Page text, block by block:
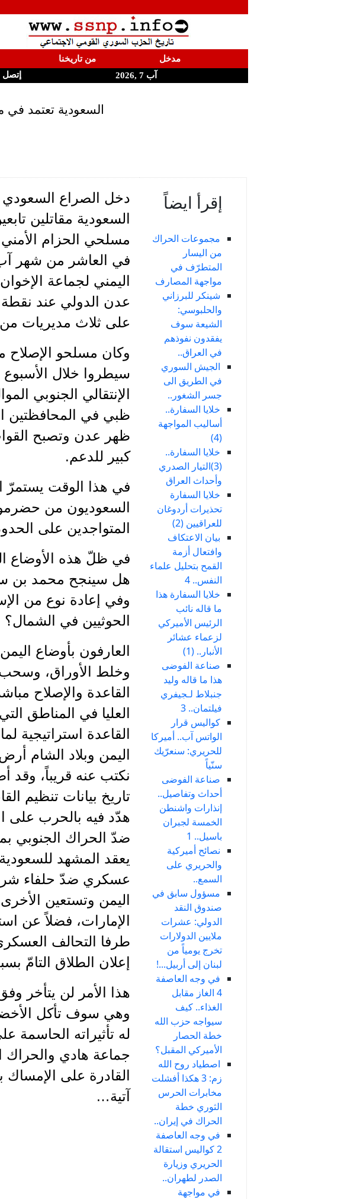
مدخل من تاريخنا
آب 7 ,2026
إتصل
السعودية تعتمد
إقرأ ايضاً
مجموعات الحراك
من اليسار
المتطرّف في
مواجهة المصارف
شينكر للبرزاني
والحلبوسي:
الشيعة سوف
يفقدون نفوذهم
في العراق..
الجيش السوري
في الطريق الى
جسر الشغور..
خلايا السفارة..
أساليب المواجهة
(4)
خلايا السفارة..
(3)التيار الصدري
وأحداث العراق
خلايا السفارة
تحذيرات أردوغان
للعراقيين (2)
بيان الاعتكاف
وافتعال أزمة
القمح بتحليل علماء
النفس.. 4
خلايا السفارة هذا
ما قاله نائب
الرئيس الأميركي
لزعماء عشائر
الأنبار.. (1)
صناعة الفوضى
هذا ما قاله وليد
جنبلاط لـجيفري
فيلتمان.. 3
كواليس قرار
الواتس آب.. أميركا
للحريري: سنعرّيك
سنّياً
صناعة الفوضى
أحداث وتفاصيل..
إنذارات واشنطن
الخمسة لجبران
باسيل.. 1
نصائح أميركية
والحريري على
السمع..
مسؤول سابق في
صندوق النقد
الدولي: عشرات
ملايين الدولارات
تخرج يومياً من
لبنان إلى أربيل...!
في وجه العاصفة
4 الغاز مقابل
الغذاء.. كيف
سيواجه حزب الله
خطة الحصار
الأميركي المقبل؟
اصطياد روح الله
زم: 3 هكذا أفشلت
مخابرات الحرس
الثوري خطة
الحراك في إيران..
في وجه العاصفة
2 كواليس استقالة
الحريري وزيارة
الصدر لطهران..
في مواجهة
دخل الصراع
السعودية مقاتلين
مسلحي الحزام الأمني
في العاشر من شهر آب
اليمني لجماعة
عدن الدولي عند نقطة
على ثلاث مديريات
وكان مسلحو الإصلاح
سيطروا خلال
الإنتقالي الجنوبي
ظبي في المحافظتين
ظهر عدن وتصبح
كبير للدعم.
في هذا الوقت يستمرّ
السعوديون من
المتواجدين على
في ظلّ هذه الأوضاع
هل سينجح محمد بن
وفي إعادة نوع من
الحوثيين في الشمال؟
العارفون بأوضاع
وخلط الأوراق،
القاعدة والإصلاح
العليا في المناطق
القاعدة استراتيجية
اليمن وبلاد الشام
نكتب عنه قريباً، وقد
تاريخ بيانات تنظيم
هدّد فيه بالحرب على
ضدّ الحراك الجنوبي
يعقد المشهد
عسكري ضدّ حلفاء
اليمن وتستعين
الإمارات، فضلاً عن
طرفا التحالف
إعلان الطلاق التامّ
هذا الأمر لن يتأخر
وهي سوف تأكل
له تأثيراته
جماعة هادي والحراك
القادرة على الإمساك
آتية…